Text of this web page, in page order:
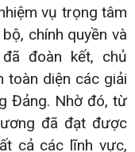
vụ trọng tâm
chính quyền và
đoàn kết, chủ
toàn diện các giải
Đảng. Nhờ đó, từ
đã đạt được
cả các lĩnh vực,